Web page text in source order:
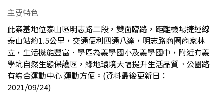
主要特色
此案基地位泰山區明志路二段，雙面臨路，距離機場捷運線
泰山站約1.5公里，交通便利四通八達，明志路商圈商家林
立，生活機能豐富，學區為義學國小及義學國中，附近有義
學坑自然生態保護區，綠地環境大幅提升生活品質。公園路
有綜合運動中心 運動方便。(資料最後更新日：
2021/09/24)